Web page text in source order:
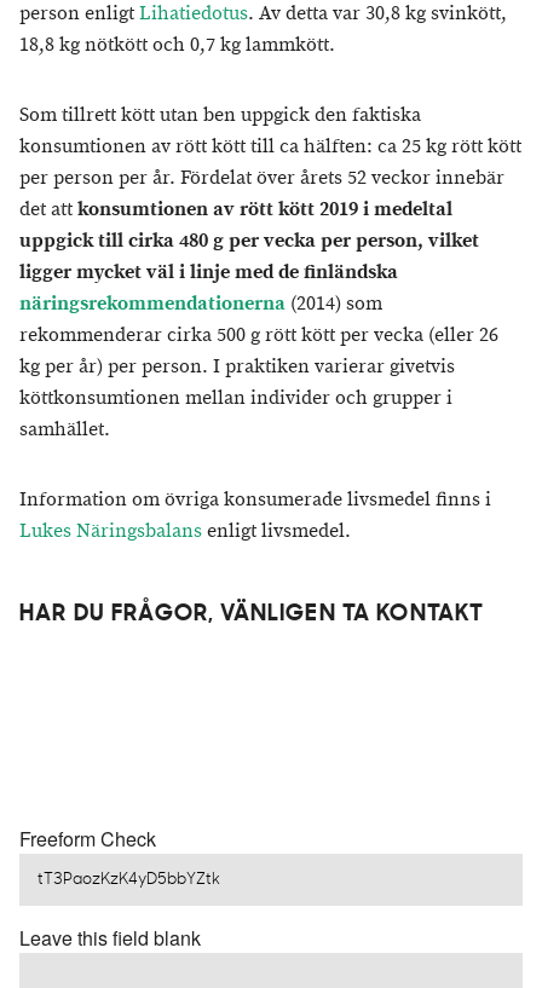
person enligtLihatiedotus. Av detta var 30,8 kg svinkött,
18,8 kg nötkött och 0,7 kg lammkött.
Som tillrett kött utan ben uppgick den faktiska
konsumtionen av rött kött till ca hälften: ca 25 kg rött kött
per person per år. Fördelat över årets 52 veckor innebär
det attkonsumtionen av rött kött 2019 i medeltal
uppgick till cirka 480 g per vecka per person, vilket
ligger mycket väl i linje med de finländska
näringsrekommendationerna (2014) som
rekommenderar cirka 500 g rött kött per vecka (eller 26
kg per år) per person. I praktiken varierar givetvis
köttkonsumtionen mellan individer och grupper i
samhället.
Information om övriga konsumerade livsmedel finns i
Lukes Näringsbalansenligt livsmedel.
HAR DU FRÅGOR, VÄNLIGEN TA KONTAKT
Freeform Check
Leave this field blank